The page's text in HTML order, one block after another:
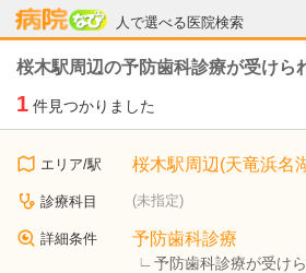
人で選べる医院検索
病院なび
桜木駅周辺の予防歯科診療が受けら
1 件見つかりました
エリア/駅 桜木駅周辺(天竜浜名
診療科目 (未指定)
詳細条件 予防歯科診療
予防歯科診療が受け